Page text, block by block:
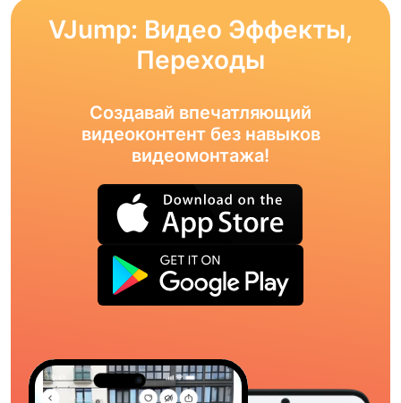
VJump: Видео Эффекты,
Переходы
Создавай впечатляющий
видеоконтент без навыков
видеомонтажа!